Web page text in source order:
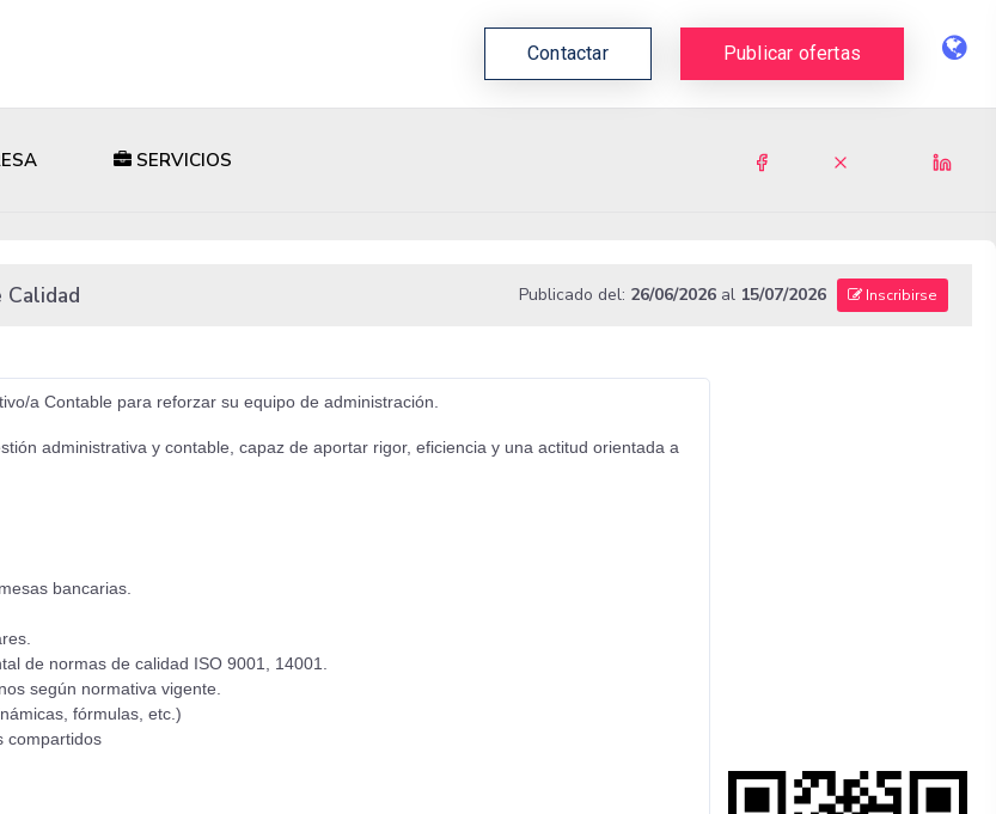
Contactar Publicar ofertas
SERVICIOS
Publicado del: 26/06/2026al 15/07/2026 Inscribirse
a Contable para reforzar su equipo de administración.
administrativa y contable, capaz de aportar rigor, eficiencia y una actitud orientada a
bancarias.
de normas de calidad ISO 9001, 14001.
según normativa vigente.
fórmulas, etc.)
compartidos